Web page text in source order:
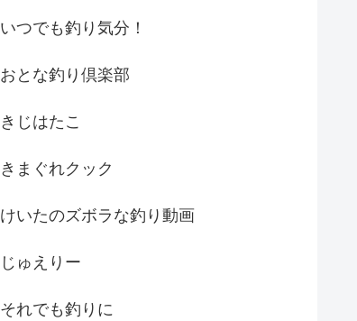
いつでも釣り気分！
おとな釣り倶楽部
きじはたこ
きまぐれクック
けいたのズボラな釣り動画
じゅえりー
それでも釣りに